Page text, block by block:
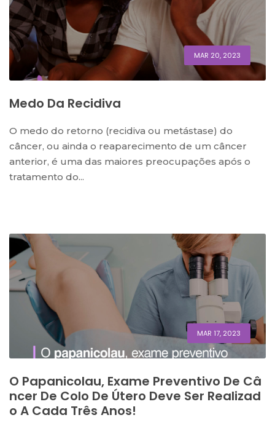
MAR 20, 2023
Medo Da Recidiva
O medo do retorno (recidiva ou metástase) do
câncer, ou ainda o reaparecimento de um câncer
anterior, é uma das maiores preocupações após o
tratamento do...
MAR 17, 2023
O Papanicolau, Exame Preventivo De Câ
Ncer De Colo De Útero Deve Ser Realizad
O A Cada Três Anos!